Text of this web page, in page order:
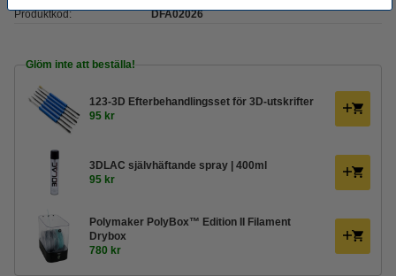
Produktkod: DFA02026
Glöm inte att beställa!
123-3D Efterbehandlingsset för 3D-utskrifter
95 kr
3DLAC självhäftande spray | 400ml
95 kr
Polymaker PolyBox™ Edition II Filament
Drybox
780 kr